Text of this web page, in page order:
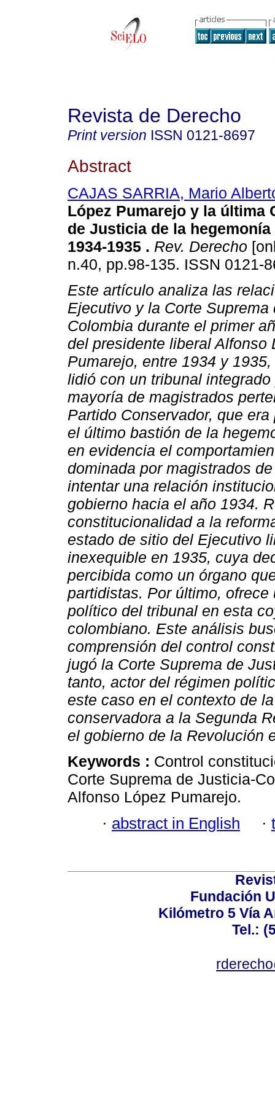
Revista de Derecho
Print version ISSN 0121-8697
Abstract
CAJAS SARRIA, Mario
López Pumarejo y la última
de Justicia de la
1934-1935 . Rev. Derecho
n.40, pp.98-135. ISSN 0121-
Este artículo analiza las
Ejecutivo y la Corte Suprema
Colombia durante el primer
del presidente liberal Alfonso
Pumarejo, entre 1934 y
lidió con un tribunal integrado
mayoría de magistrados
Partido Conservador, que
el último bastión de la
en evidencia el
dominada por magistrados
intentar una relación
gobierno hacia el año 1934.
constitucionalidad a la
estado de sitio del Ejecutivo
inexequible en 1935, cuya
percibida como un órgano
partidistas. Por último,
político del tribunal en esta
colombiano. Este análisis
comprensión del control
jugó la Corte Suprema de
tanto, actor del régimen
este caso en el contexto de
conservadora a la Segunda
el gobierno de la Revolución
Keywords : Control
Corte Suprema de Justicia-
Alfonso López Pumarejo.
· abstract in English ·
Fundación
Kilómetro 5 Vía
Tel.: